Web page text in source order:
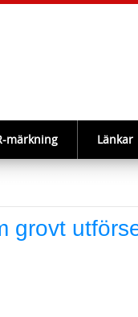
märkning Länkar
grovt